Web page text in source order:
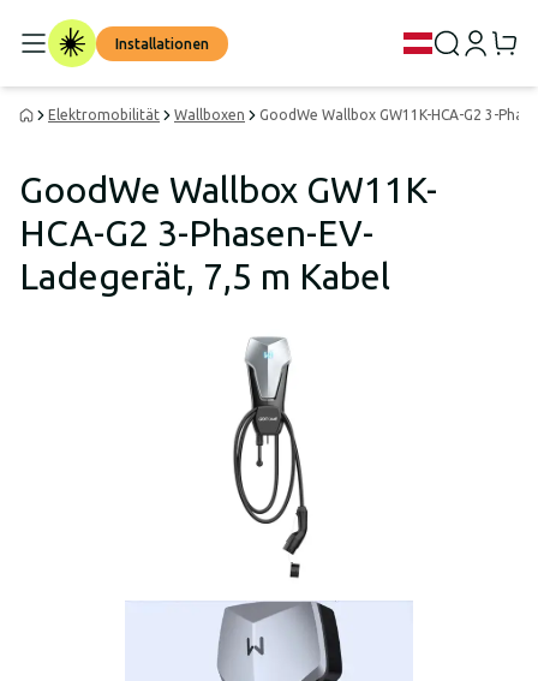
Installationen
Elektromobilität Wallboxen GoodWe Wallbox GW11K-HCA-G2 3-
GoodWe Wallbox GW11K-
HCA-G2 3-Phasen-EV-
Ladegerät, 7,5 m Kabel